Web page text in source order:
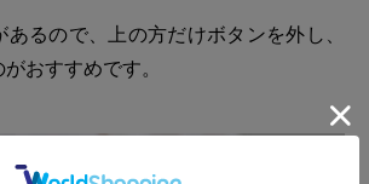
るので、上の方だけボタンを外し、
おすすめです。